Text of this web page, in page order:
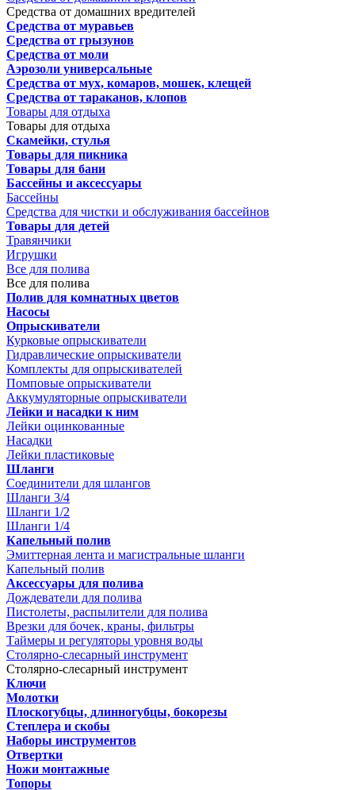
Средства от домашних вредителей
Средства от муравьев
Средства от грызунов
Средства от моли
Аэрозоли универсальные
Средства от мух, комаров, мошек, клещей
Средства от тараканов, клопов
Товары для отдыха
Товары для отдыха
Скамейки, стулья
Товары для пикника
Товары для бани
Бассейны и аксессуары
Бассейны
Средства для чистки и обслуживания бассейнов
Товары для детей
Травянчики
Игрушки
Все для полива
Все для полива
Полив для комнатных цветов
Насосы
Опрыскиватели
Курковые опрыскиватели
Гидравлические опрыскиватели
Комплекты для опрыскивателей
Помповые опрыскиватели
Аккумуляторные опрыскиватели
Лейки и насадки к ним
Лейки оцинкованные
Насадки
Лейки пластиковые
Шланги
Соединители для шлангов
Шланги 3/4
Шланги 1/2
Шланги 1/4
Капельный полив
Эмиттерная лента и магистральные шланги
Капельный полив
Аксессуары для полива
Дождеватели для полива
Пистолеты, распылители для полива
Врезки для бочек, краны, фильтры
Таймеры и регуляторы уровня воды
Столярно-слесарный инструмент
Столярно-слесарный инструмент
Ключи
Молотки
Плоскогубцы, длинногубцы, бокорезы
Степлера и скобы
Наборы инструментов
Отвертки
Ножи монтажные
Топоры